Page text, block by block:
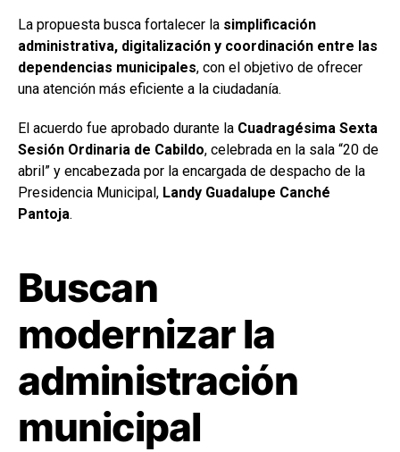
La propuesta busca fortalecer la simplificación
administrativa, digitalización y coordinación entre las
dependencias municipales, con el objetivo de ofrecer
una atención más eficiente a la ciudadanía.
El acuerdo fue aprobado durante la Cuadragésima Sexta
Sesión Ordinaria de Cabildo, celebrada en la sala “20 de
abril” y encabezada por la encargada de despacho de la
Presidencia Municipal, Landy Guadalupe Canché
Pantoja.
Buscan
modernizar la
administración
municipal